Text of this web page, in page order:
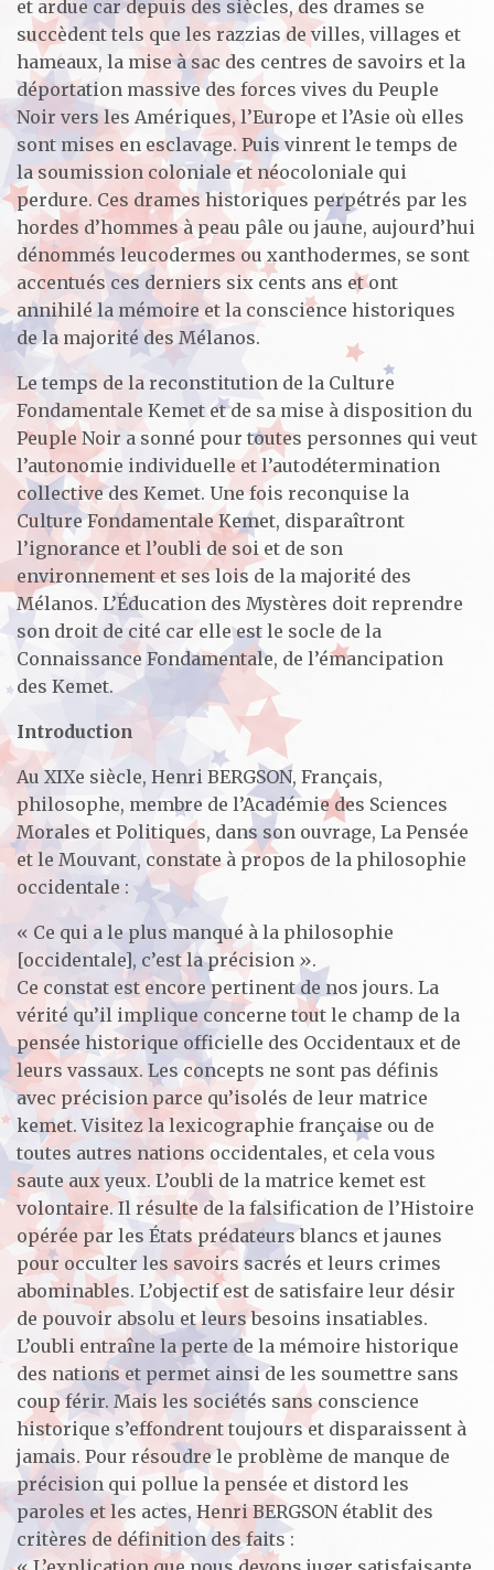
et ardue car depuis des siècles, des drames se
succèdent tels que les razzias de villes, villages et
hameaux, la mise à sac des centres de savoirs et la
déportation massive des forces vives du Peuple
Noir vers les Amériques, l’Europe et l’Asie où elles
sont mises en esclavage. Puis vinrent le temps de
la soumission coloniale et néocoloniale qui
perdure. Ces drames historiques perpétrés par les
hordes d’hommes à peau pâle ou jaune, aujourd’hui
dénommés leucodermes ou xanthodermes, se sont
accentués ces derniers six cents ans et ont
annihilé la mémoire et la conscience historiques
de la majorité des Mélanos.
Le temps de la reconstitution de la Culture
Fondamentale Kemet et de sa mise à disposition du
Peuple Noir a sonné pour toutes personnes qui veut
l’autonomie individuelle et l’autodétermination
collective des Kemet. Une fois reconquise la
Culture Fondamentale Kemet, disparaîtront
l’ignorance et l’oubli de soi et de son
environnement et ses lois de la majorité des
Mélanos. L’Éducation des Mystères doit reprendre
son droit de cité car elle est le socle de la
Connaissance Fondamentale, de l’émancipation
des Kemet.
Introduction
Au XIXe siècle, Henri BERGSON, Français,
philosophe, membre de l’Académie des Sciences
Morales et Politiques, dans son ouvrage, La Pensée
et le Mouvant, constate à propos de la philosophie
occidentale :
« Ce qui a le plus manqué à la philosophie
[occidentale], c’est la précision ».
Ce constat est encore pertinent de nos jours. La
vérité qu’il implique concerne tout le champ de la
pensée historique officielle des Occidentaux et de
leurs vassaux. Les concepts ne sont pas définis
avec précision parce qu’isolés de leur matrice
kemet. Visitez la lexicographie française ou de
toutes autres nations occidentales, et cela vous
saute aux yeux. L’oubli de la matrice kemet est
volontaire. Il résulte de la falsification de l’Histoire
opérée par les États prédateurs blancs et jaunes
pour occulter les savoirs sacrés et leurs crimes
abominables. L’objectif est de satisfaire leur désir
de pouvoir absolu et leurs besoins insatiables.
L’oubli entraîne la perte de la mémoire historique
des nations et permet ainsi de les soumettre sans
coup férir. Mais les sociétés sans conscience
historique s’effondrent toujours et disparaissent à
jamais. Pour résoudre le problème de manque de
précision qui pollue la pensée et distord les
paroles et les actes, Henri BERGSON établit des
critères de définition des faits :